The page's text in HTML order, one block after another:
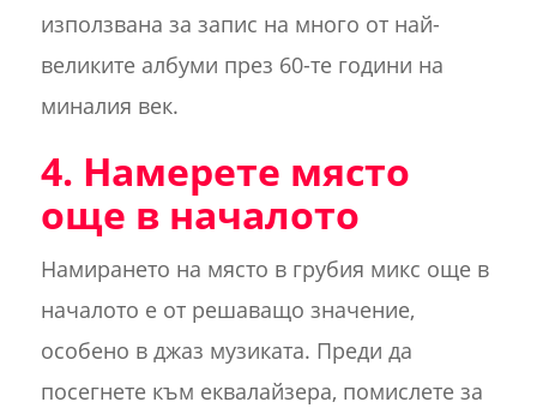
използвана за запис на много от най-
великите албуми през 60-те години на
миналия век.
4. Намерете място
още в началото
Намирането на място в грубия микс още в
началото е от решаващо значение,
особено в джаз музиката. Преди да
посегнете към еквалайзера, помислете за